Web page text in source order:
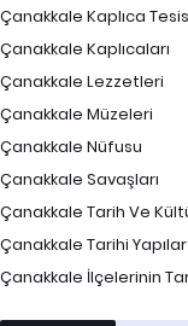
Çanakkale Kaplıca
Çanakkale Kaplıcaları
Çanakkale Lezzetleri
Çanakkale Müzeleri
Çanakkale Nüfusu
Çanakkale Savaşları
Çanakkale Tarih Ve
Çanakkale Tarihi Yapılar
Çanakkale İlçelerinin